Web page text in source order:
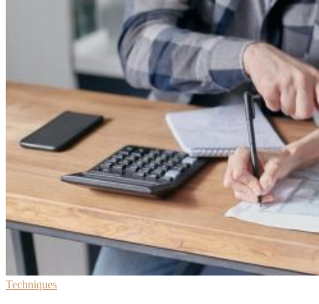
Techniques